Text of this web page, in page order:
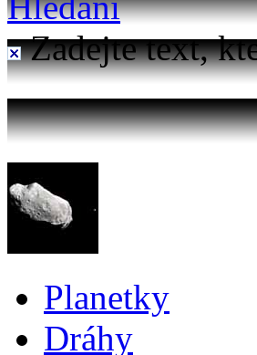
Zadejte text,
Planetky
Dráhy